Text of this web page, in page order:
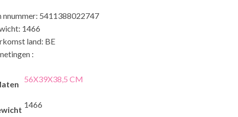
nnummer: 5411388022747
1466
land: BE
:
56X39X38,5 CM
1466